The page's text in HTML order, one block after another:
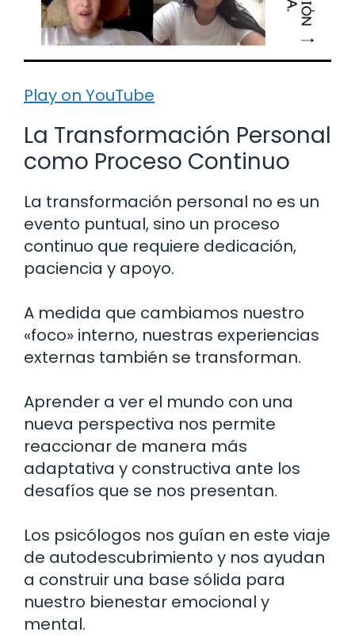
Play on YouTube
La Transformación Personal
como Proceso Continuo
La transformación personal no es un
evento puntual, sino un proceso
continuo que requiere dedicación,
paciencia y apoyo.
A medida que cambiamos nuestro
«foco» interno, nuestras experiencias
externas también se transforman.
Aprender a ver el mundo con una
nueva perspectiva nos permite
reaccionar de manera más
adaptativa y constructiva ante los
desafíos que se nos presentan.
Los psicólogos nos guían en este viaje
de autodescubrimiento y nos ayudan
a construir una base sólida para
nuestro bienestar emocional y
mental.